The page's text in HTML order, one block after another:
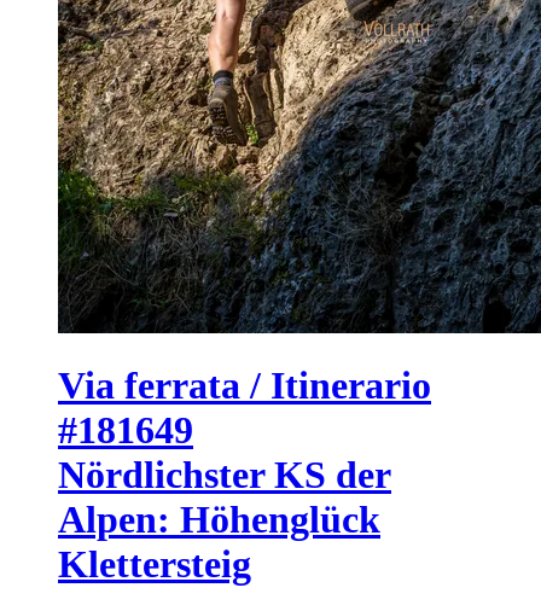
Via ferrata / Itinerario
#181649
Nördlichster KS der
Alpen: Höhenglück
Klettersteig